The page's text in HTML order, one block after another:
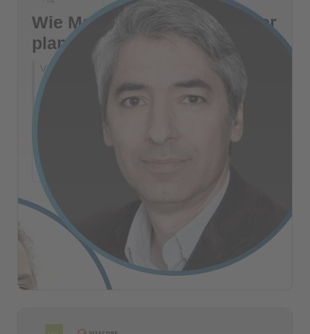
Wie Marketing & Sales wieder
planbar Pipeline erzeugen
Viele Teams nutzen Daten, Tools und Kampagnen –
aber folgen keiner gemeinsame Logik. Wir zeigen, wie
KI-Agenten ICP, Scoring und Signale verbinden – und
Mark Klammer
HEAD OF AI BUSINESS UNIT & PRINCIPAL
Joel Puznava